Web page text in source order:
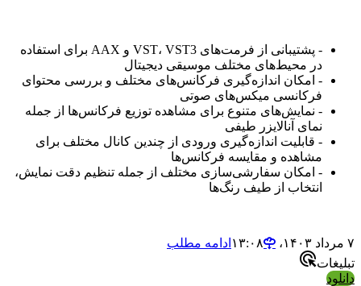
- پشتیبانی از فرمت‌های VST، VST3 و AAX برای استفاده
در محیط‌های مختلف موسیقی دیجیتال
- امکان اندازه‌گیری فرکانس‌های مختلف و بررسی محتوای
فرکانسی میکس‌های صوتی
- نمایش‌های متنوع برای مشاهده توزیع فرکانس‌ها از جمله
نمای آنالایزر طیفی
- قابلیت اندازه‌گیری ورودی از چندین کانال مختلف برای
مشاهده و مقایسه فرکانس‌ها
- امکان سفارشی‌سازی مختلف از جمله تنظیم دقت نمایش،
انتخاب از طیف رنگ‌ها
۷ مرداد ۱۴۰۳،‏ ۱۳:۰۸
ادامه مطلب
تبلیغات
دانلود